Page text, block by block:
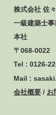
株式会社 佐
一級建築士事
本社
〒068-0022
Tel : 0126-
Mail :
会社概要/ お